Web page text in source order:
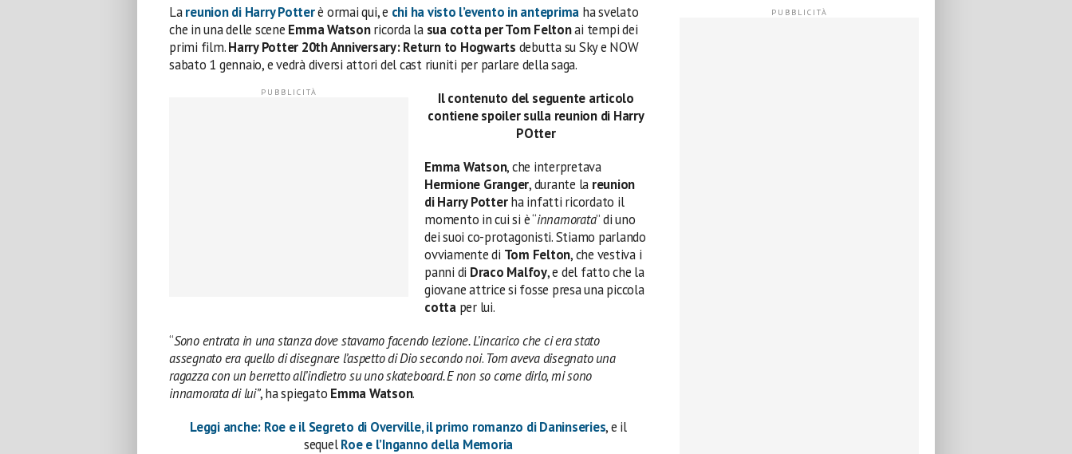
Lareunion di Harry Potterè ormai qui, e chi ha visto l’evento in anteprima ha svelato
che in una delle scene Emma Watsonricorda la sua cotta per Tom Feltonai tempi dei
primi film.Harry Potter 20th Anniversary: ​​Return to Hogwarts debutta su Sky e NOW
sabato 1 gennaio, e vedrà diversi attori del cast riuniti per parlare della saga.
Il contenuto del seguente articolo
contiene spoiler sulla reunion di Harry
POtter
Emma Watson, che interpretava
Hermione Granger, durante la reunion
di Harry Potterha infatti ricordato il
momento in cui si è “innamorata” di uno
dei suoi co-protagonisti. Stiamo parlando
ovviamente di Tom Felton, che vestiva i
panni di Draco Malfoy, e del fatto che la
giovane attrice si fosse presa una piccola
cotta per lui.
“Sono entrata in una stanza dove stavamo facendo lezione. L’incarico che ci era stato
assegnato era quello di disegnare l’aspetto di Dio secondo noi. Tom aveva disegnato una
ragazza con un berretto all’indietro su uno skateboard. E non so come dirlo, mi sono
innamorata di lui”, ha spiegato Emma Watson.
Leggi anche: Roe e il Segreto di Overville, il primo romanzo di Daninseries, e il
sequel Roe e l’Inganno della Memoria